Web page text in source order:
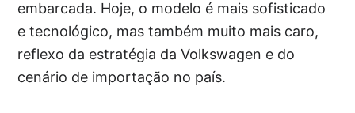
embarcada. Hoje, o modelo é mais sofisticado
e tecnológico, mas também muito mais caro,
reflexo da estratégia da Volkswagen e do
cenário de importação no país.